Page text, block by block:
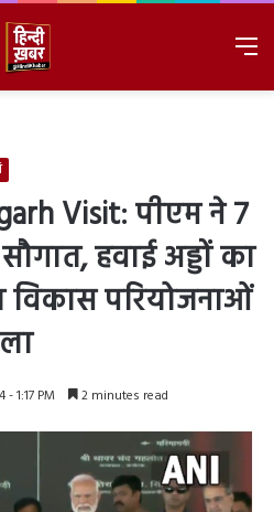
Visit: पीएम ने 7
हवाई अड्डों का
विकास परियोजनाओं
1:17 PM 2 minutes read